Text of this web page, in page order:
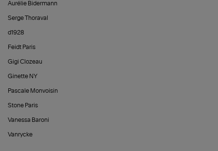
Aurélie Bidermann
Serge Thoraval
d1928
Feidt Paris
Gigi Clozeau
Ginette NY
Pascale Monvoisin
Stone Paris
Vanessa Baroni
Vanrycke